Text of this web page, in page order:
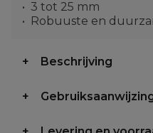
3 tot 25 mm
Robuuste en
Beschrijving